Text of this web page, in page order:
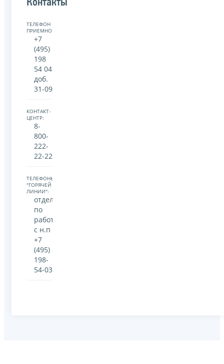
Контакты
ТЕЛЕФОН
ПРИЕМНОЙ:
+7
(495)
198
54 04
доб.
31-09
КОНТАКТ-
ЦЕНТР:
8-
800-
222-
22-22
ТЕЛЕФОНЫ
"ГОРЯЧЕЙ
ЛИНИИ":
отдел
по
работе
с н.п
+7
(495)
198-
54-03